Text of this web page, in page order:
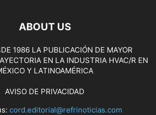
ABOUT US
1986 LA PUBLICACIÓN DE MAYOR
EN LA INDUSTRIA HVAC/R EN
Y LATINOAMÉRICA
AVISO DE PRIVACIDAD
cord.editorial@refrinoticias.com